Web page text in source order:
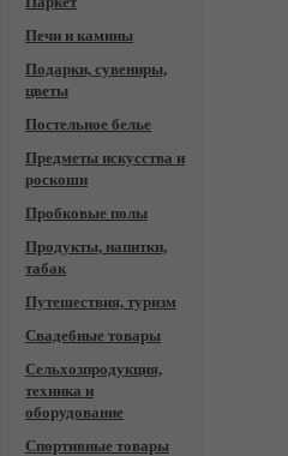
Печи и камины
Подарки, сувениры,
цветы
Постельное белье
Предметы искусства и
роскоши
Пробковые полы
Продукты, напитки,
табак
Путешествия, туризм
Свадебные товары
Сельхозпродукция,
техника и
оборудование
Спортивные товары